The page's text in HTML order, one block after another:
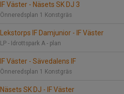
IF Väster - Näsets SK DJ 3
Önneredsplan 1 Konstgräs
Lekstorps IF Damjunior - IF Väster
LP - Idrottspark A - plan
IF Väster - Sävedalens IF
Önneredsplan 1 Konstgräs
Näsets SK DJ - IF Väster